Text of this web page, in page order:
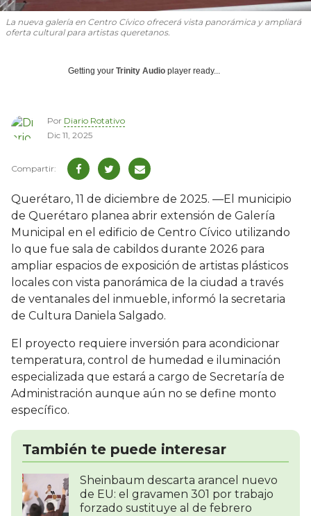
La nueva galería en Centro Cívico ofrecerá vista panorámica y ampliará
oferta cultural para artistas queretanos.
Getting your Trinity Audio player ready...
Por Diario Rotativo
Dic 11, 2025
Querétaro, 11 de diciembre de 2025. —El municipio
de Querétaro planea abrir extensión de Galería
Municipal en el edificio de Centro Cívico utilizando
lo que fue sala de cabildos durante 2026 para
ampliar espacios de exposición de artistas plásticos
locales con vista panorámica de la ciudad a través
de ventanales del inmueble, informó la secretaria
de Cultura Daniela Salgado.
El proyecto requiere inversión para acondicionar
temperatura, control de humedad e iluminación
especializada que estará a cargo de Secretaría de
Administración aunque aún no se define monto
específico.
También te puede interesar
Sheinbaum descarta arancel nuevo
de EU: el gravamen 301 por trabajo
forzado sustituye al de febrero